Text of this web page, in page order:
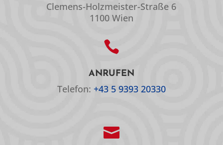
Clemens-Holzmeister-Straße 6
1100 Wien

ANRUFEN
Telefon: +43 5 9393 20330
